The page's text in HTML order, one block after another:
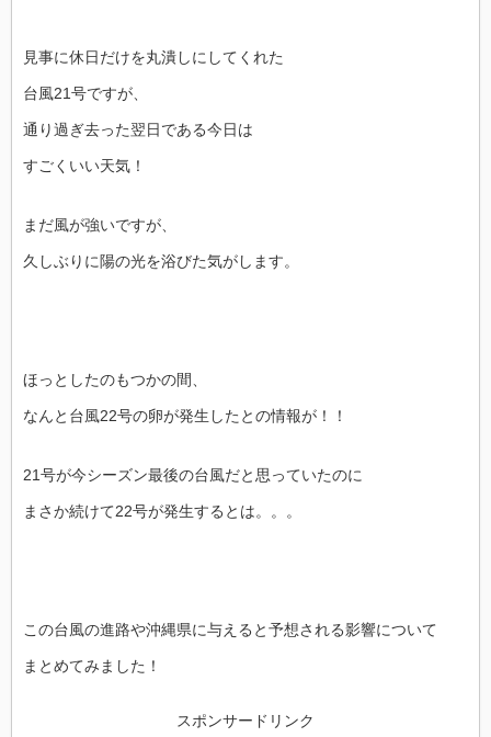
見事に休日だけを丸潰しにしてくれた
台風21号ですが、
通り過ぎ去った翌日である今日は
すごくいい天気！
まだ風が強いですが、
久しぶりに陽の光を浴びた気がします。
ほっとしたのもつかの間、
なんと台風22号の卵が発生したとの情報が！！
21号が今シーズン最後の台風だと思っていたのに
まさか続けて22号が発生するとは。。。
この台風の進路や沖縄県に与えると予想される影響について
まとめてみました！
スポンサードリンク